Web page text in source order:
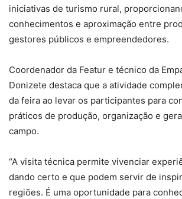
iniciativas de turismo rural,
conhecimentos e aproximação entre
gestores públicos e empreendedores.
Coordenador da Featur e técnico da
Donizete destaca que a atividade
da feira ao levar os participantes para
práticos de produção, organização e
campo.
“A visita técnica permite vivenciar
dando certo e que podem servir de
regiões. É uma oportunidade para